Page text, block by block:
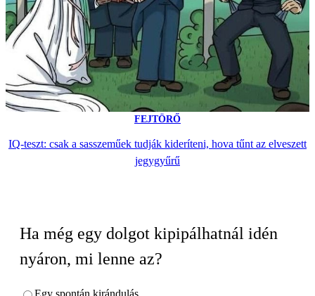
FEJTÖRŐ
IQ-teszt: csak a sasszeműek tudják kideríteni, hova tűnt az elveszett
jegygyűrű
Ha még egy dolgot kipipálhatnál idén
nyáron, mi lenne az?
Egy spontán kirándulás